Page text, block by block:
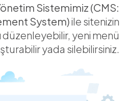
Sistemimiz (CMS:
System)ile sitenizin
düzenleyebilir, yeni menü
yada silebilirsiniz.